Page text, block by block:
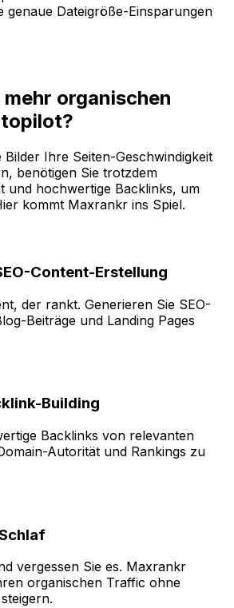
genaue Dateigröße-Einsparungen
organischen
Ihre Seiten-Geschwindigkeit
benötigen Sie trotzdem
und hochwertige Backlinks, um
kommt Maxrankr ins Spiel.
Content-Erstellung
der rankt. Generieren Sie SEO-
Beiträge und Landing Pages
Building
Backlinks von relevanten
Autorität und Rankings zu
vergessen Sie es. Maxrankr
organischen Traffic ohne